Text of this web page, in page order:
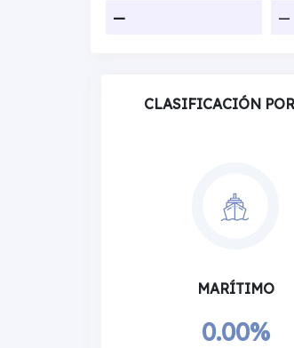
— —
CLASIFICACIÓN
MARÍTIMO
0.00%